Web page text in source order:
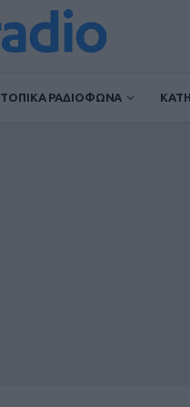
ΤΟΠΙΚΑ ΡΑΔΙΟΦΩΝΑ